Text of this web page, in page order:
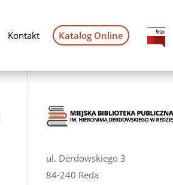
Kontakt Katalog Online
ul. Derdowskiego 3
84-240 Reda